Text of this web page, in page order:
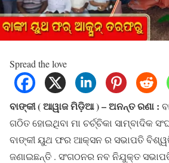
Spread the love
ବାଙ୍କୀ ( ଆୱାଜ ମିଡ଼ିଆ ) – ଅନନ୍ତ ରଣା :
ଗଠିତ ହୋଇଥିବା ମା ଚର୍ଚ୍ଚିକା ସାମ୍ବାଦିକ
ବାଙ୍କୀ ୟୁଥ ଫର ଆକ୍ସନ ର ସଭାପତି
ଜଣାଇଛନ୍ତି . ସଂଗଠନର ନବ ନିଯୁକ୍ତ